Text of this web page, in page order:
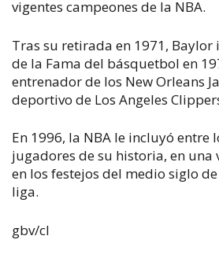
vigentes campeones de la NBA.
Tras su retirada en 1971, Baylor
de la Fama del básquetbol en
entrenador de los New Orleans
deportivo de Los Angeles
En 1996, la NBA le incluyó entre
jugadores de su historia, en una
en los festejos del medio siglo
liga.
gbv/cl